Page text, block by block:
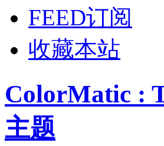
FEED订阅
收藏本站
ColorMatic :
主题